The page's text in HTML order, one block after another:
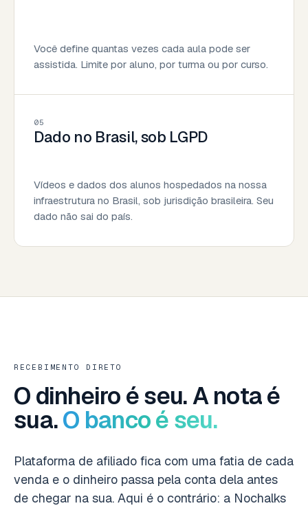
Você define quantas vezes cada aula pode ser
assistida. Limite por aluno, por turma ou por curso.
05
Dado no Brasil, sob LGPD
Vídeos e dados dos alunos hospedados na nossa
infraestrutura no Brasil, sob jurisdição brasileira. Seu
dado não sai do país.
RECEBIMENTO DIRETO
O dinheiro é seu. A nota é
sua.O banco é seu.
Plataforma de afiliado fica com uma fatia de cada
venda e o dinheiro passa pela conta dela antes
de chegar na sua. Aqui é o contrário: a Nochalks